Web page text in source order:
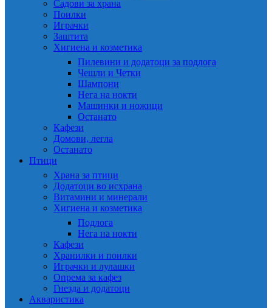
Садови за храна
Поилки
Играчки
Заштита
Хигиена и козметика
Пилевини и додатоци за подлога
Чешли и Четки
Шампони
Нега на нокти
Машинки и ножици
Останато
Кафези
Домови, легла
Останато
Птици
Храна за птици
Додатоци во исхрана
Витамини и минерали
Хигиена и козметика
Подлога
Нега на нокти
Кафези
Хранилки и поилки
Играчки и лулашки
Опрема за кафез
Гнезда и додатоци
Акваристика